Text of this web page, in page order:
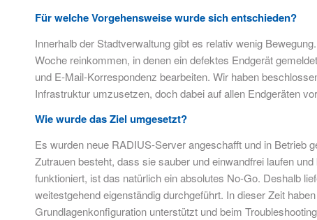
Für welche Vorgehensweise wurde sich entschieden?
Innerhalb der Stadtverwaltung gibt es relativ wenig
Woche reinkommen, in denen ein defektes Endgerät
und E-Mail-Korrespondenz bearbeiten. Wir haben
Infrastruktur umzusetzen, doch dabei auf allen Endgeräten
Wie wurde das Ziel umgesetzt?
Es wurden neue RADIUS-Server angeschafft und in Betrieb
Zutrauen besteht, dass sie sauber und einwandfrei laufen
funktioniert, ist das natürlich ein absolutes No-Go. Deshalb
weitestgehend eigenständig durchgeführt. In dieser Zeit
Grundlagenkonfiguration unterstützt und beim